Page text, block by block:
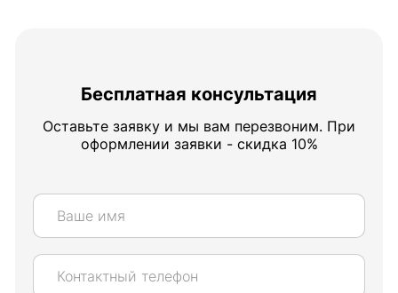
Бесплатная консультация
Оставьте заявку и мы вам перезвоним. При
оформлении заявки - скидка 10%